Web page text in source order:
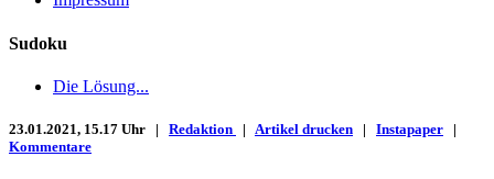
Sudoku
Die Lösung...
23.01.2021, 15.17 Uhr | Redaktion | Artikel drucken | Instapaper |
Kommentare